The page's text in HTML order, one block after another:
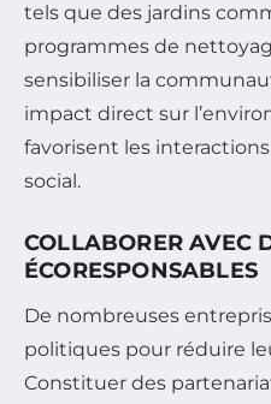
tels que des jardins
programmes de
sensibiliser la
impact direct sur
favorisent les
social.
COLLABORER AVEC
ÉCORESPONSABLES
De nombreuses
politiques pour réduire
Constituer des